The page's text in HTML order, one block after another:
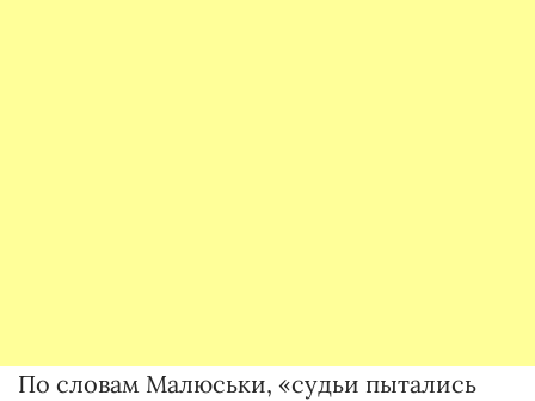
По словам Малюськи, «судьи пытались